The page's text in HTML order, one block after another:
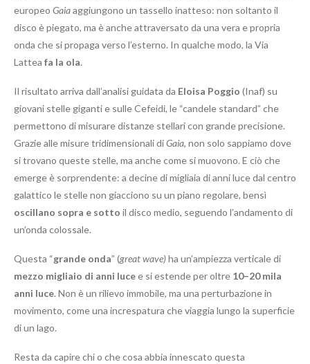
europeo Gaiaaggiungono un tassello inatteso: non soltanto il
disco è piegato, ma è anche attraversato da una vera e propria
onda che si propaga verso l’esterno. In qualche modo, la Via
Lattea fa la ola.
Il risultato arriva dall’analisi guidata da Eloisa Poggio (Inaf) su
giovani stelle giganti e sulle Cefeidi, le “candele standard” che
permettono di misurare distanze stellari con grande precisione.
Grazie alle misure tridimensionali diGaia, non solo sappiamo dove
si trovano queste stelle, ma anche come si muovono. E ciò che
emerge è sorprendente: a decine di migliaia di anni luce dal centro
galattico le stelle non giacciono su un piano regolare, bensì
oscillano sopra e sotto il disco medio, seguendo l’andamento di
un’onda colossale.
Questa “grande onda” (great wave)ha un’ampiezza verticale di
mezzo migliaio di anni lucee si estende per oltre 10–20 mila
anni luce. Non è un rilievo immobile, ma una perturbazione in
movimento, come una increspatura che viaggia lungo la superficie
di un lago.
Resta da capire chi o che cosa abbia innescato questa